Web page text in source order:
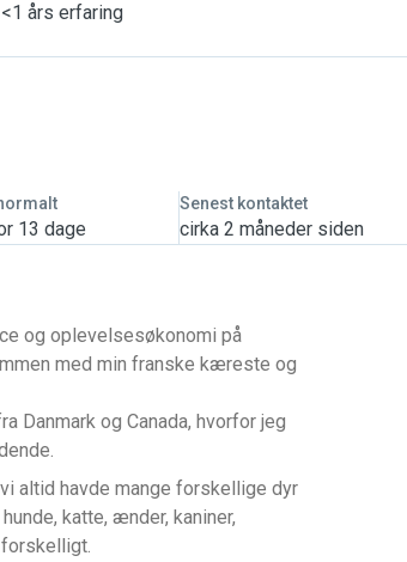
<1 års erfaring
13 dage
Senest kontaktet
cirka 2 måneder siden
og oplevelsesøkonomi på
med min franske kæreste og
Danmark og Canada, hvorfor jeg
altid havde mange forskellige dyr
katte, ænder, kaniner,